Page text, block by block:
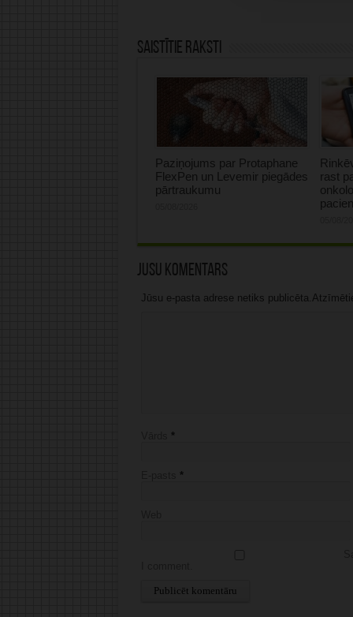
Saistītie raksti
Paziņojums par Protaphane
FlexPen un Levemir piegādes
pārtraukumu
rast
Jūsu komentārs
Jūsu e-pasta adrese netiks
*
*